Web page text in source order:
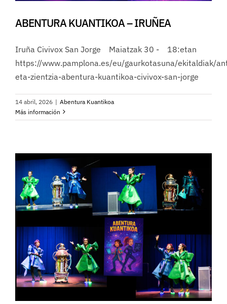
ABENTURA KUANTIKOA – IRUÑEA
Iruña Civivox San Jorge Maiatzak 30 - 18:etan
https://www.pamplona.es/eu/gaurkotasuna/ekitaldiak/
eta-zientzia-abentura-kuantikoa-civivox-san-jorge
14 abril, 2026 | Abentura Kuantikoa
Más información